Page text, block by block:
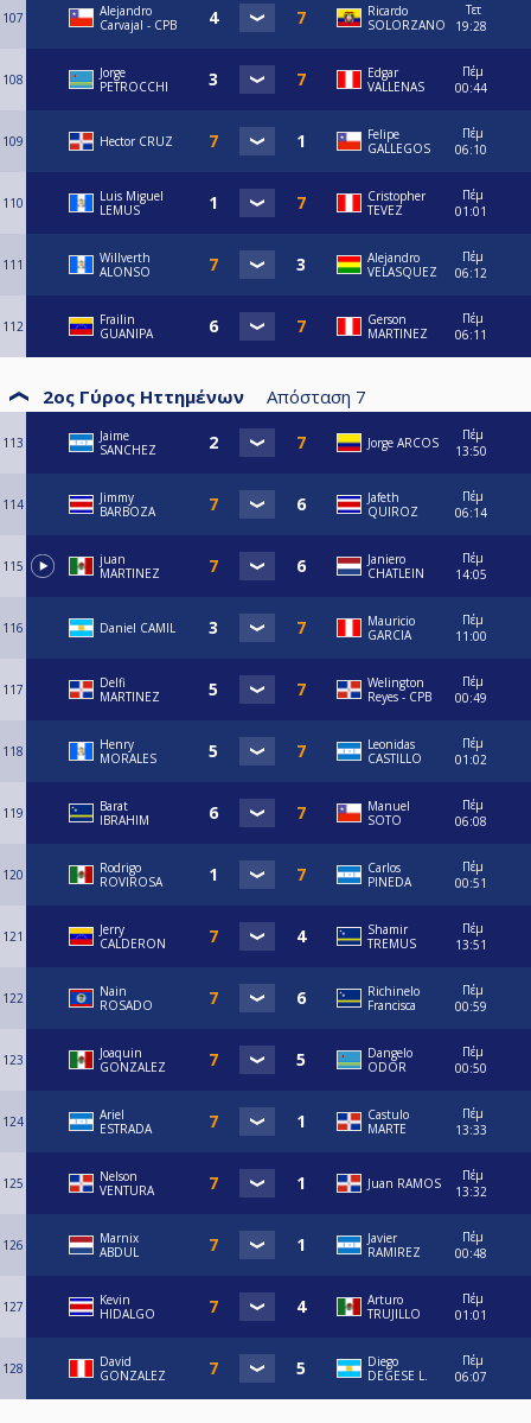
107
⁠Alejandro
Carvajal - CPB
Ricardo
SOLORZANO
Τετ
19:28
108
Jorge
PETROCCHI
Edgar
VALLENAS
Πέμ
00:44
109 Hector CRUZ
Felipe
GALLEGOS
Πέμ
06:10
110
Luis Miguel
LEMUS
Cristopher
TEVEZ
Πέμ
01:01
111
Willverth
ALONSO
Alejandro
VELASQUEZ
Πέμ
06:12
112
Frailin
GUANIPA
Gerson
MARTINEZ
Πέμ
06:11
2ος Γύρος Ηττημένων Απόσταση 7
113
Jaime
SANCHEZ
Jorge ARCOS
Πέμ
13:50
114
Jimmy
BARBOZA
Jafeth
QUIROZ
Πέμ
06:14
115
juan
MARTINEZ
Janiero
CHATLEIN
Πέμ
14:05
116 Daniel CAMIL
Mauricio
GARCIA
Πέμ
11:00
117
Delfi
MARTINEZ
Welington
Reyes - CPB
Πέμ
00:49
118
Henry
MORALES
Leonidas
CASTILLO
Πέμ
01:02
119
Barat
IBRAHIM
Manuel
SOTO
Πέμ
06:08
120
Rodrigo
ROVIROSA
Carlos
PINEDA
Πέμ
00:51
121
Jerry
CALDERON
Shamir
TREMUS
Πέμ
13:51
122
Nain
ROSADO
Richinelo
Francisca
Πέμ
00:59
123
Joaquin
GONZALEZ
Dangelo
ODOR
Πέμ
00:50
124
Ariel
ESTRADA
Castulo
MARTE
Πέμ
13:33
125
Nelson
VENTURA
Juan RAMOS
Πέμ
13:32
126
Marnix
ABDUL
Javier
RAMIREZ
Πέμ
00:48
127
Kevin
HIDALGO
Arturo
TRUJILLO
Πέμ
01:01
128
David
GONZALEZ
Diego
DEGESE L.
Πέμ
06:07